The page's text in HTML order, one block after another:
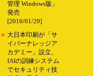
管理 Windows版」
発売
[2016/01/29]
■ 大日本印刷が「サ
イバーナレッジア
カデミー」設立、
IAIの訓練システム
でセキュリティ技